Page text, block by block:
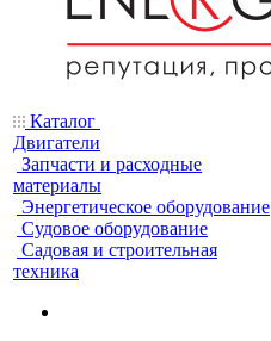
Каталог
Двигатели
Запчасти и расходные
материалы
Энергетическое оборудование
Судовое оборудование
Садовая и строительная
техника